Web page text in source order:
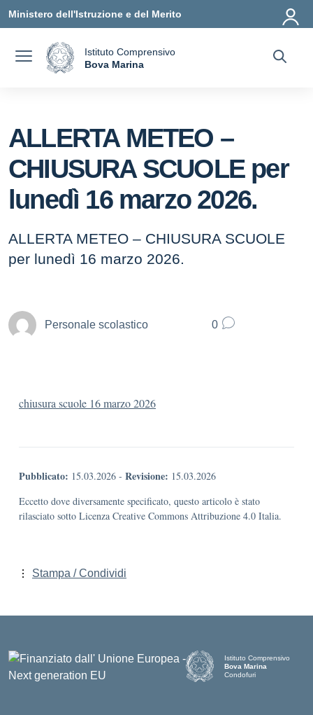
Ministero dell'Istruzione e del Merito
Istituto Comprensivo
Bova Marina
ALLERTA METEO –
CHIUSURA SCUOLE per
lunedì 16 marzo 2026.
ALLERTA METEO – CHIUSURA SCUOLE
per lunedì 16 marzo 2026.
Personale scolastico 0
chiusura scuole 16 marzo 2026
Pubblicato: 15.03.2026 - Revisione: 15.03.2026
Eccetto dove diversamente specificato, questo articolo è stato
rilasciato sotto Licenza Creative Commons Attribuzione 4.0 Italia.
Stampa / Condividi
Istituto Comprensivo
Bova Marina
Condofuri